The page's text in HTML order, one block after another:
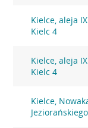
Kielce, aleja
Kielc 4
Kielce, aleja
Kielc 4
Kielce,